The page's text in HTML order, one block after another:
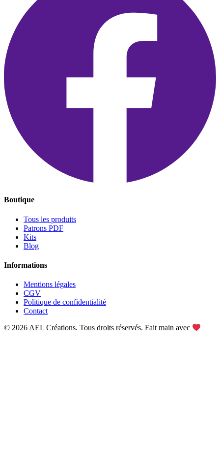
Boutique
Tous les produits
Patrons PDF
Kits
Blog
Informations
Mentions légales
CGV
Politique de confidentialité
Contact
© 2026 AEL Créations. Tous droits réservés. Fait main avec